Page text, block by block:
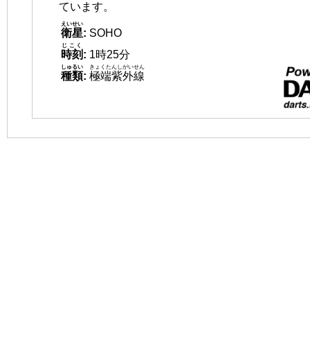
ています。
衛星
えいせい
: SOHO
時刻
じこく
: 1時25分
種類
しゅるい
: 極端紫外線
きょくたんしがいせん